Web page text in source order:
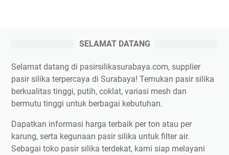
SELAMAT DATANG
Selamat datang di pasirsilikasurabaya.com, supplier
pasir silika terpercaya di Surabaya! Temukan pasir silika
berkualitas tinggi, putih, coklat, variasi mesh dan
bermutu tinggi untuk berbagai kebutuhan.
Dapatkan informasi harga terbaik per ton atau per
karung, serta kegunaan pasir silika untuk filter air.
Sebagai toko pasir silika terdekat, kami siap melayani